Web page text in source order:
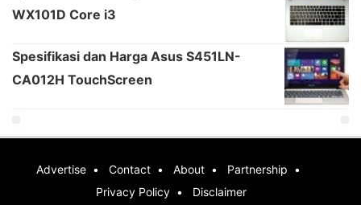
WX101D Core i3
Spesifikasi dan Harga Asus S451LN-
CA012H TouchScreen
Advertise Contact About
Partnership
Privacy Policy
Disclaimer